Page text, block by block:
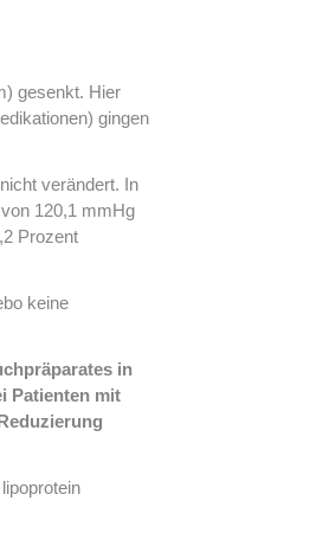
gesenkt. Hier
gingen
verändert. In
120,1 mmHg
Prozent
keine
in
Patienten mit